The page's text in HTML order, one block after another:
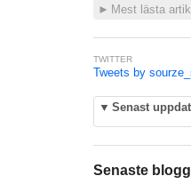
► Mest lästa
TWITTER
Tweets by
▼ Senast
Senaste